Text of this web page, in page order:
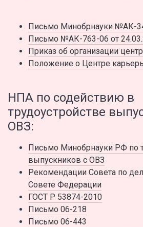
Письмо Минобрнауки №АК-
Письмо №АК-763-06 от
Приказ об организации
Положение о Центре
НПА по содействию в
трудоустройстве
ОВЗ:
Письмо Минобрнауки РФ по
выпускников с ОВЗ
Рекомендации Совета по
Совете Федерации
ГОСТ Р 53874-2010
Письмо 06-218
Письмо 06-443